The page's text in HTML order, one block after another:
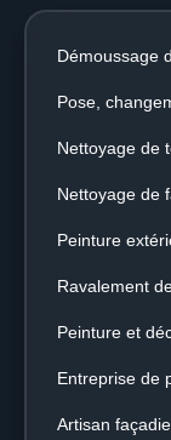
Démoussage
Pose,
Nettoyage de
Nettoyage de
Peinture
Ravalement
Peinture et
Entreprise de
Artisan